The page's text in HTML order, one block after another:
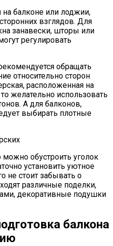
на балконе или лоджии,
взглядов. Для
занавески, шторы или
регулировать
обращать
относительно сторон
расположенная на
желательно использовать
А для балконов,
выбирать плотные
обустроить уголок
установить уютное
не стоит забывать о
различные поделки,
декоративные подушки
балкона